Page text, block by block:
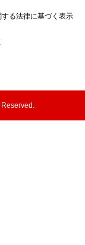
る法律に基づく表示